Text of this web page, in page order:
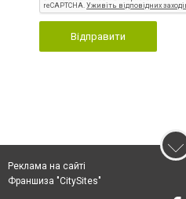
Відправити
Реклама на сайті
Франшиза "CitySites"